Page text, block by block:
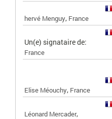
hervé Menguy, France
Un(e) signataire de:
France
Elise Méouchy, France
Léonard Mercader,